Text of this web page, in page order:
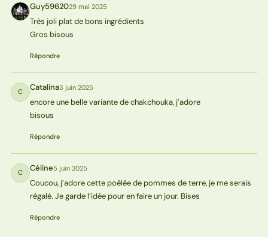
G Guy5962029 mai 2025
Très joli plat de bons ingrédients
Gros bisous
Répondre
C Catalina3 juin 2025
encore une belle variante de chakchouka, j’adore
bisous
Répondre
C Céline5 juin 2025
Coucou, j’adore cette poêlée de pommes de terre, je me serais
régalé. Je garde l’idée pour en faire un jour. Bises
Répondre